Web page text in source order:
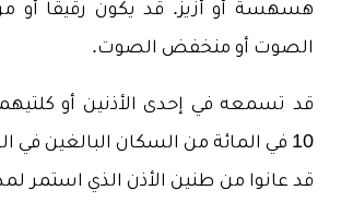
هسهسة أو أزيز. قد يكون رقيقًا أو
الصوت أو منخفض الصوت.
قد تسمعه في إحدى الأذنين أو
10 في المائة من السكان البالغين في
قد عانوا من طنين الأذن الذي استمر